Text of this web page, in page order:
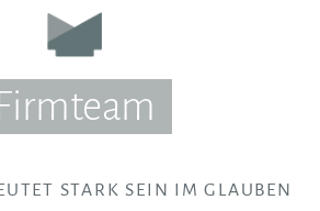
Firmteam
STARK SEIN IM GLAUBEN